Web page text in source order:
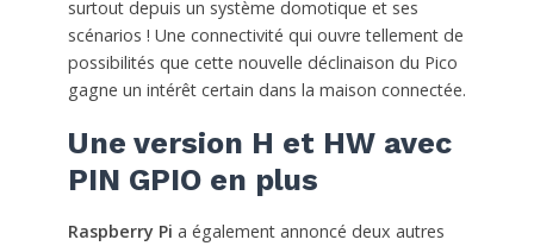
surtout depuis un système domotique et ses
scénarios ! Une connectivité qui ouvre tellement de
possibilités que cette nouvelle déclinaison du Pico
gagne un intérêt certain dans la maison connectée.
Une version H et HW avec
PIN GPIO en plus
Raspberry Pi a également annoncé deux autres